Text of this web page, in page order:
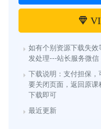
如有个别资源下载失
发处理---站长服务微信
下载说明：支付担保
要关闭页面，返回原
下载即可
最近更新